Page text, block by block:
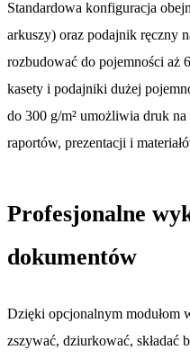
Standardowa konfiguracja
arkuszy) oraz podajnik ręczny
rozbudować do pojemności aż
kasety i podajniki dużej
do 300 g/m² umożliwia druk
raportów, prezentacji i
Profesjonalne
dokumentów
Dzięki opcjonalnym modułom
zszywać, dziurkować,